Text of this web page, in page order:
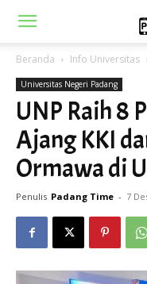
Beranda Info Universitas
Universitas Negeri Padang
UNP Raih 8
Ajang KKI
Ormawa di
Penulis Padang Time - 7